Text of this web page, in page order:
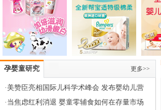
更多>>
孕婴童研究
· 美赞臣亮相国际儿科学术峰会 发布婴幼儿营
养功效验证新模型
· 当焦虑红利消退 婴童零辅食如何在存量市场